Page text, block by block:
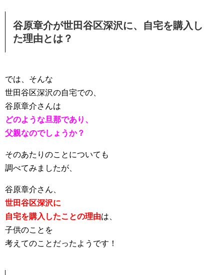
谷原章介が世田谷区深沢に、自宅を購入し
た理由とは？
では、そんな
世田谷区深沢の自宅での、
谷原章介さんは
どのような旦那であり、
父親なのでしょうか？
そのあたりのことについても
調べてみましたが、
谷原章介さん、
世田谷区深沢に
自宅を購入したことの理由は、
子供のことを
考えてのことだったようです！